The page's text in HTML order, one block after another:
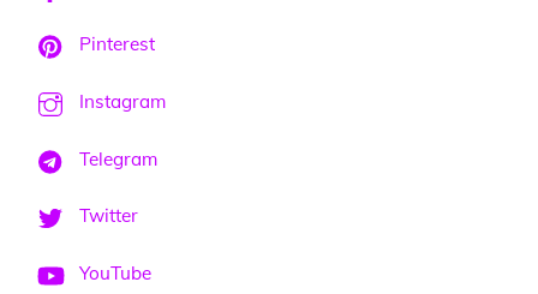
Pinterest
Instagram
Telegram
Twitter
YouTube